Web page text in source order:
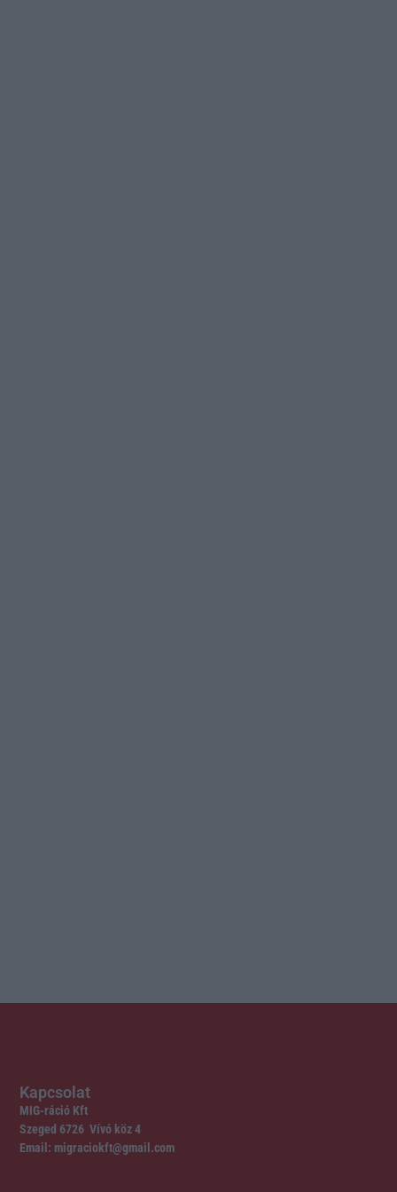
Kapcsolat
MIG-ráció Kft
Szeged 6726 Vívó köz 4
Email: migraciokft@gmail.com